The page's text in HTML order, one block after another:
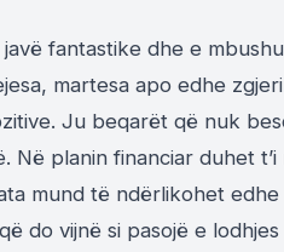
fantastike dhe e
martesa apo edhe
Ju beqarët që nuk
Në planin financiar duhet
mund të ndërlikohet
do vijnë si pasojë e